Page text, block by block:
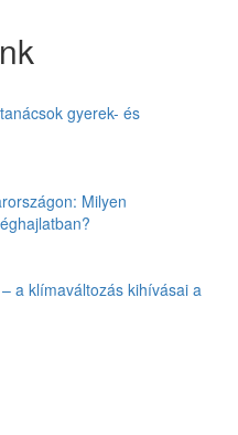
gyerek- és
Milyen
a klímaváltozás kihívásai a